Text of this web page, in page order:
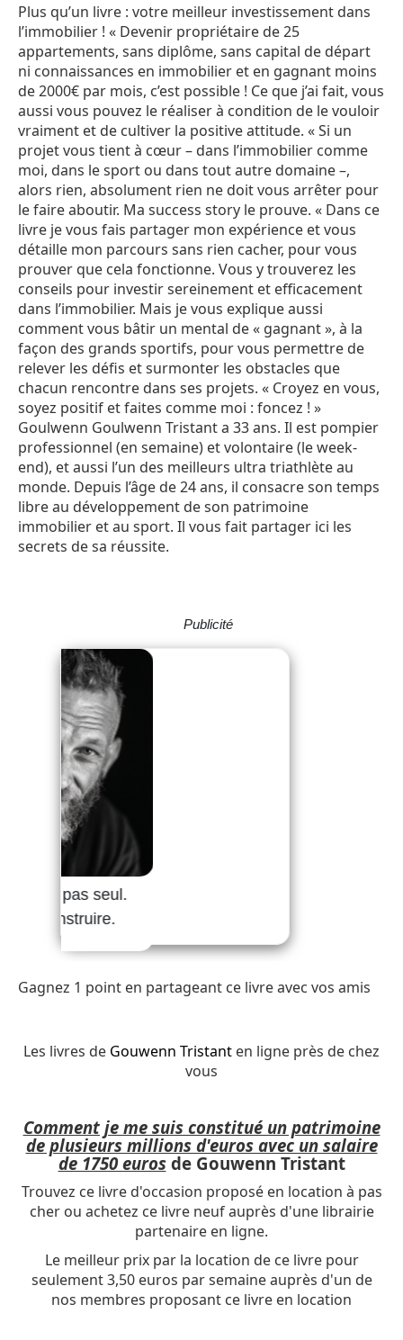
Plus qu’un livre : votre meilleur investissement dans
l’immobilier ! « Devenir propriétaire de 25
appartements, sans diplôme, sans capital de départ
ni connaissances en immobilier et en gagnant moins
de 2000€ par mois, c’est possible ! Ce que j’ai fait, vous
aussi vous pouvez le réaliser à condition de le vouloir
vraiment et de cultiver la positive attitude. « Si un
projet vous tient à cœur – dans l’immobilier comme
moi, dans le sport ou dans tout autre domaine –,
alors rien, absolument rien ne doit vous arrêter pour
le faire aboutir. Ma success story le prouve. « Dans ce
livre je vous fais partager mon expérience et vous
détaille mon parcours sans rien cacher, pour vous
prouver que cela fonctionne. Vous y trouverez les
conseils pour investir sereinement et efficacement
dans l’immobilier. Mais je vous explique aussi
comment vous bâtir un mental de « gagnant », à la
façon des grands sportifs, pour vous permettre de
relever les défis et surmonter les obstacles que
chacun rencontre dans ses projets. « Croyez en vous,
soyez positif et faites comme moi : foncez ! »
Goulwenn Goulwenn Tristant a 33 ans. Il est pompier
professionnel (en semaine) et volontaire (le week-
end), et aussi l’un des meilleurs ultra triathlète au
monde. Depuis l’âge de 24 ans, il consacre son temps
libre au développement de son patrimoine
immobilier et au sport. Il vous fait partager ici les
secrets de sa réussite.
Gagnez 1 point en partageant ce livre avec vos amis
Les livres de Gouwenn Tristant en ligne près de chez
vous
Comment je me suis constitué un patrimoine
de plusieurs millions d'euros avec un salaire
de 1750 eurosde Gouwenn Tristant
Trouvez ce livre d'occasion proposé en location à pas
cher ou achetez ce livre neuf auprès d'une librairie
partenaire en ligne.
Le meilleur prix par la location de ce livre pour
seulement 3,50 euros par semaine auprès d'un de
nos membres proposant ce livre en location